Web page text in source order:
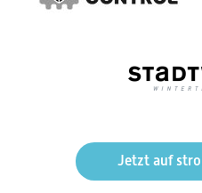
Jetzt auf